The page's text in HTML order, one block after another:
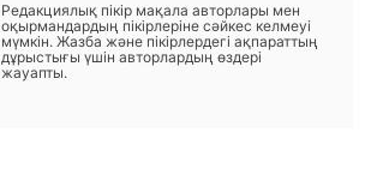
Редакциялық пікір мақала авторлары мен
оқырмандардың пікірлеріне сәйкес келмеуі
мүмкін. Жазба және пікірлердегі ақпараттың
дұрыстығы үшін авторлардың өздері
жауапты.